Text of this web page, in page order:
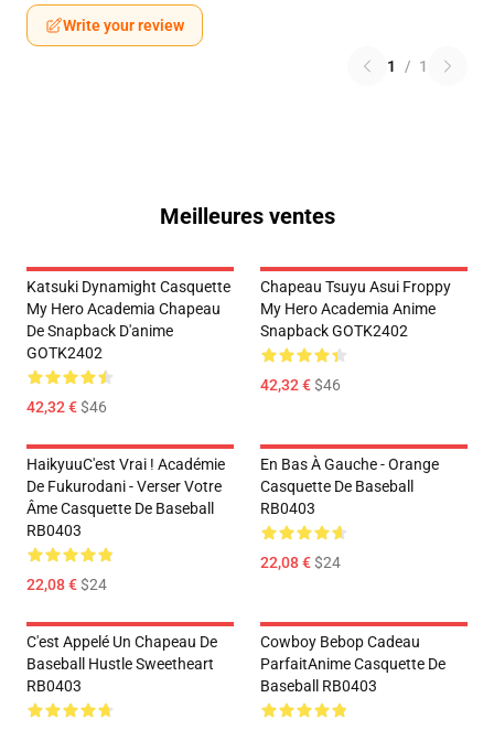
Write your review
1 / 1
Meilleures ventes
Katsuki Dynamight Casquette
My Hero Academia Chapeau
De Snapback D'anime
GOTK2402
42,32 €$46
Chapeau Tsuyu Asui Froppy
My Hero Academia Anime
Snapback GOTK2402
42,32 €$46
HaikyuuC'est Vrai ! Académie
De Fukurodani - Verser Votre
Âme Casquette De Baseball
RB0403
22,08 €$24
En Bas À Gauche - Orange
Casquette De Baseball
RB0403
22,08 €$24
C'est Appelé Un Chapeau De
Baseball Hustle Sweetheart
RB0403
Cowboy Bebop Cadeau
ParfaitAnime Casquette De
Baseball RB0403